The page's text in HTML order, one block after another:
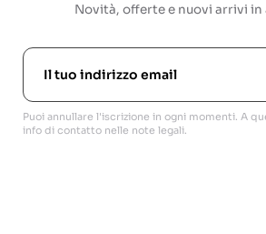
Novità, offerte e nuovi arrivi in
Puoi annullare l'iscrizione in ogni momenti. A
info di contatto nelle note legali.